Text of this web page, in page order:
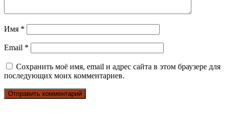
Имя *
Email *
Сохранить моё имя, email и адрес сайта в этом браузере для
последующих моих комментариев.